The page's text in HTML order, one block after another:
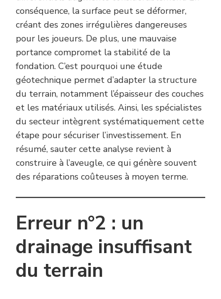
conséquence, la surface peut se déformer,
créant des zones irrégulières dangereuses
pour les joueurs. De plus, une mauvaise
portance compromet la stabilité de la
fondation. C’est pourquoi une étude
géotechnique permet d’adapter la structure
du terrain, notamment l’épaisseur des couches
et les matériaux utilisés. Ainsi, les spécialistes
du secteur intègrent systématiquement cette
étape pour sécuriser l’investissement. En
résumé, sauter cette analyse revient à
construire à l’aveugle, ce qui génère souvent
des réparations coûteuses à moyen terme.
Erreur n°2 : un
drainage insuffisant
du terrain